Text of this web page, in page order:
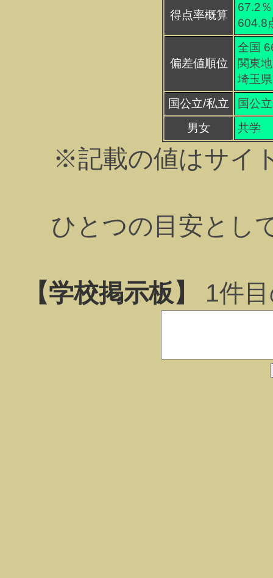
得点率概算
67.2％
604.8
偏差値順位
全国
関東
埼玉
国公立/私立
国公立
男女
共学
※記載の値はサイ
ひとつの目安とし
【学校掲示板】 1件